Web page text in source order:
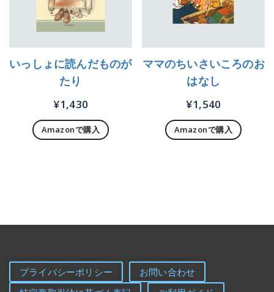
いっしょに読んだものが
たり
¥1,430
Amazonで購入
ママのちいさいころのお
はなし
¥1,540
Amazonで購入
プライバシーポリシー
お問い合わせ